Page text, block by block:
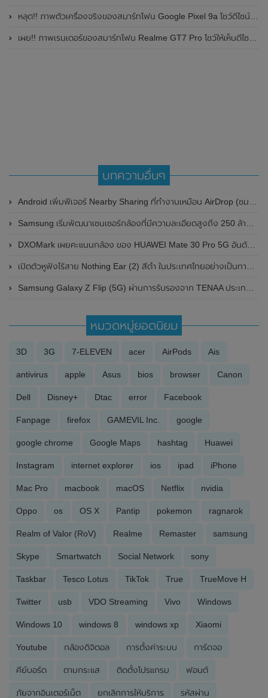
หลุด!! ภาพตัวเครื่องจริงของสมาร์ทโฟน Google Pixel 9a โชว์ดีไซน์ใหม่ กล้องหลังแบนราบ ไม่มีกรอบของกล้องแล้ว
เผย!! ภาพเรนเดอร์ของสมาร์ทโฟน Realme GT7 Pro โชว์ให้เห็นดีไซน์ใหม่ พร้อมเผยรายละเอียดสเปกที่สำคัญบางส่วน
บทความอื่นๆ
Android เพิ่มฟีเจอร์ Nearby Sharing ที่ทำงานเหมือน AirDrop (ชมคลิป)
Samsung เริ่มพัฒนาเซนเซอร์กล้องที่มีความละเอียดสูงถึง 250 ล้านพิกเซล
DXOMark เผยคะแนนกล้อง ของ HUAWEI Mate 30 Pro 5G อันดับ 1 ดีที่สุด
เปิดตัวหูฟังไร้สาย Nothing Ear (2) สีดำ ในประเทศไทยอย่างเป็นทางการแล้ว มาพร้อมราคาเดิมและรายละเอียดคุณสมบัติเดิม
Samsung Galaxy Z Flip (5G) ผ่านการรับรองจาก TENAA ประเทศจีน ดีไซน์ยังไม่มีการเปลี่ยนแปลง
หมวดหมู่ยอดนิยม
3D 3G 7-ELEVEN acer AirPods Ais
antivirus apple Asus bios browser Canon
Dell Disney+ Dtac error Facebook
Fanpage firefox GAMEVIL Inc. google
google chrome Google Maps hashtag Huawei
Instagram internet explorer ios ipad iPhone
Mac Pro macbook macOS Netflix nvidia
Oppo os OS X Pantip pokemon ragnarok
Realm of Valor (RoV) Realme Remaster samsung
Skype Smartwatch Social Network sony
Taskbar Tesco Lotus TikTok True TrueMove H
Twitter usb VDO Streaming Vivo Windows
Windows 10 windows 8 windows xp Xiaomi
Youtube กล้องดิจิตอล การตั้งค่าระบบ การ์ดจอ
คีย์บอร์ด ตามกระแส ติดตั้งโปรแกรม ฟอนต์
ภัยจากอินเตอร์เน็ต ยกเลิกการให้บริการ รหัสผ่าน